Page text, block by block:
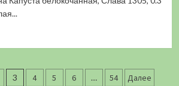
3 4 5 6 … 54 Далее